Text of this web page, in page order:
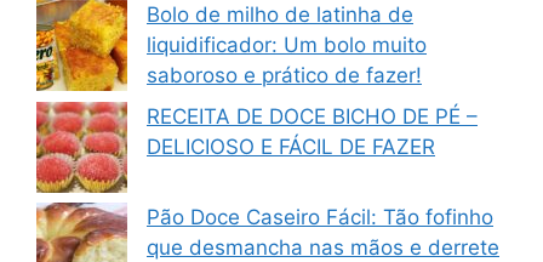
Bolo de milho de latinha de
liquidificador: Um bolo muito
saboroso e prático de fazer!
RECEITA DE DOCE BICHO DE PÉ –
DELICIOSO E FÁCIL DE FAZER
Pão Doce Caseiro Fácil: Tão fofinho
que desmancha nas mãos e derrete